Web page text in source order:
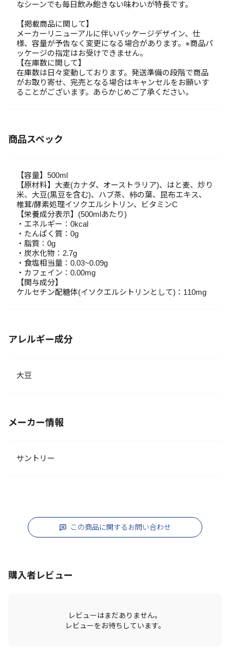
なシーンでも毎日飲み飽きない味わいが特長です。
【掲載商品に関して】
メーカーリニューアルに伴いパッケージデザイン、仕
様、容量が予告なく変更になる場合があります。※商品パ
ッケージの指定はお受けできません。
【在庫数に関して】
在庫数は日々変動しております。発送準備の段階で商品
がお取り寄せ、完売となる場合はキャンセルをお願いす
ることがございます。あらかじめご了承ください。
商品スペック
【容量】500ml
【原材料】大麦(カナダ、オーストラリア)、はと麦、炒り
米、大豆(黒豆を含む)、ハブ茶、柿の葉、昆布エキス、
椎茸/酵素処理イソクエルシトリン、ビタミンC
【栄養成分表示】(500mlあたり)
・エネルギー：0kcal
・たんぱく質：0g
・脂質：0g
・炭水化物：2.7g
・食塩相当量：0.03~0.09g
・カフェイン：0.00mg
【関与成分】
ケルセチン配糖体(イソクエルシトリンとして)：110mg
アレルギー成分
大豆
メーカー情報
サントリー
この商品に関するお問い合わせ
購入者レビュー
レビューはまだありません。
レビューをお待ちしています。